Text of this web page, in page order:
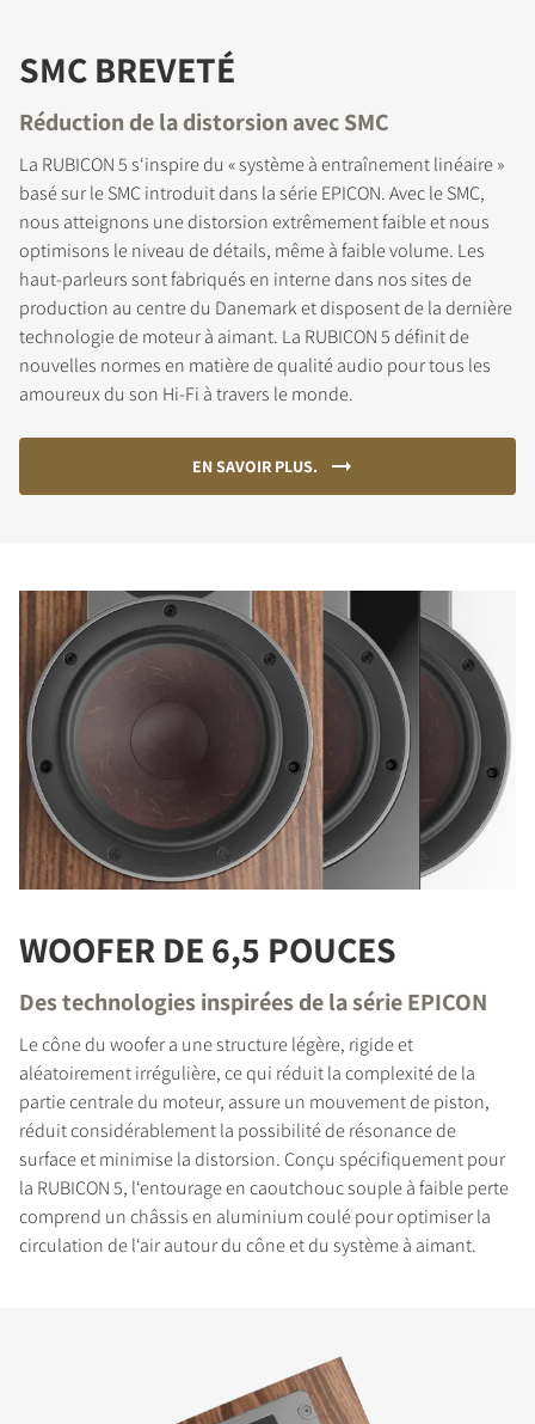
SMC BREVETÉ
Réduction de la distorsion avec SMC
La RUBICON 5 s‘inspire du « système à entraînement linéaire »
basé sur le SMC introduit dans la série EPICON. Avec le SMC,
nous atteignons une distorsion extrêmement faible et nous
optimisons le niveau de détails, même à faible volume. Les
haut-parleurs sont fabriqués en interne dans nos sites de
production au centre du Danemark et disposent de la dernière
technologie de moteur à aimant. La RUBICON 5 définit de
nouvelles normes en matière de qualité audio pour tous les
amoureux du son Hi-Fi à travers le monde.
EN SAVOIR PLUS.
WOOFER DE 6,5 POUCES
Des technologies inspirées de la série EPICON
Le cône du woofer a une structure légère, rigide et
aléatoirement irrégulière, ce qui réduit la complexité de la
partie centrale du moteur, assure un mouvement de piston,
réduit considérablement la possibilité de résonance de
surface et minimise la distorsion. Conçu spécifiquement pour
la RUBICON 5, l‘entourage en caoutchouc souple à faible perte
comprend un châssis en aluminium coulé pour optimiser la
circulation de l‘air autour du cône et du système à aimant.